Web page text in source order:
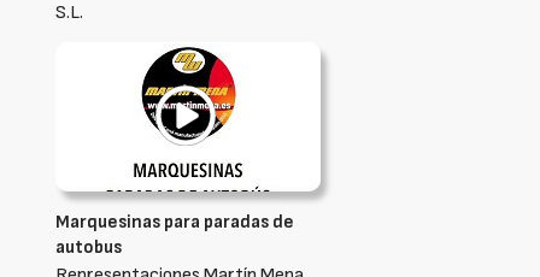
S.L.
Marquesinas para paradas de
autobus